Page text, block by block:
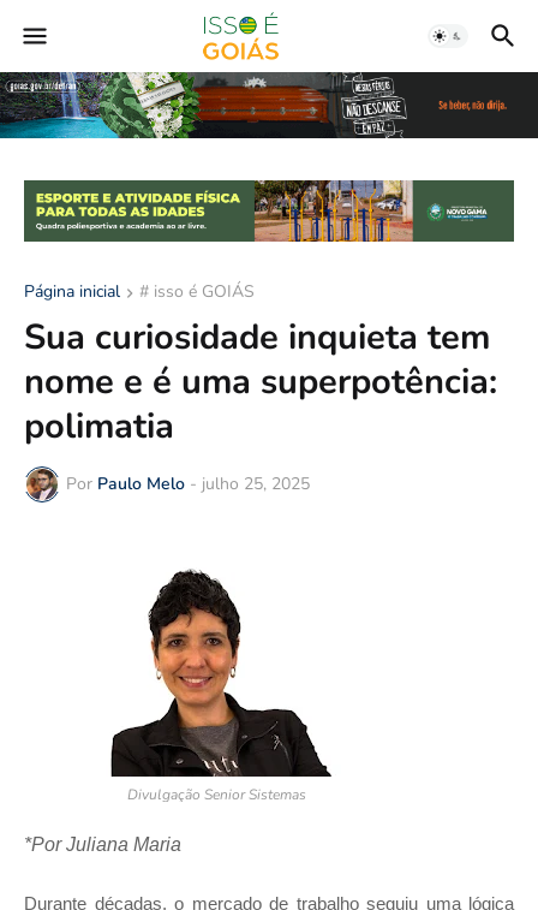
Página inicial # isso é GOIÁS
Sua curiosidade inquieta tem
nome e é uma superpotência:
polimatia
Por Paulo Melo - julho 25, 2025
Divulgação Senior Sistemas
*Por Juliana Maria
Durante décadas, o mercado de trabalho seguiu uma lógica